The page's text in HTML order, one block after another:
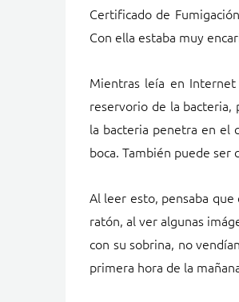
Certificado de
Con ella estaba muy
Mientras leía en Internet
reservorio de la
la bacteria penetra en el
boca. También puede ser
Al leer esto, pensaba
ratón, al ver algunas
con su sobrina, no
primera hora de la